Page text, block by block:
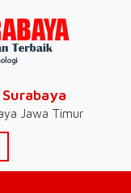
Jawa Timur